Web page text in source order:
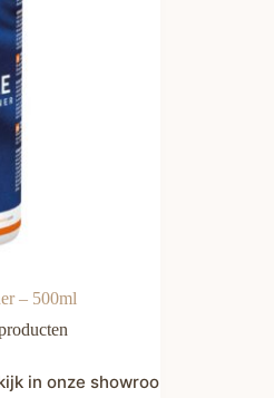
– 500ml
in onze showroom